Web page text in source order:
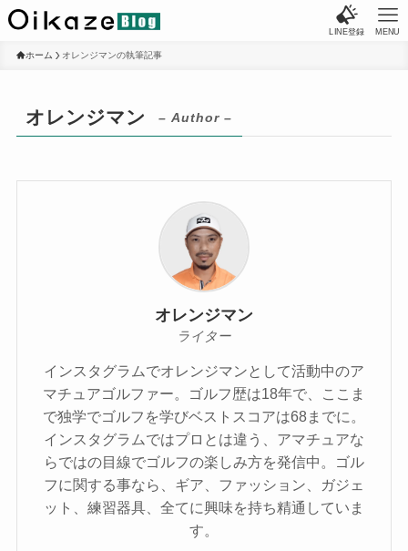
LINE登録 MENU
ホーム オレンジマンの執筆記事
オレンジマン – Author –
オレンジマン
ライター
インスタグラムでオレンジマンとして活動中のア
マチュアゴルファー。ゴルフ歴は18年で、ここま
で独学でゴルフを学びベストスコアは68までに。
インスタグラムではプロとは違う、アマチュアな
らではの目線でゴルフの楽しみ方を発信中。ゴル
フに関する事なら、ギア、ファッション、ガジェ
ット、練習器具、全てに興味を持ち精通していま
す。